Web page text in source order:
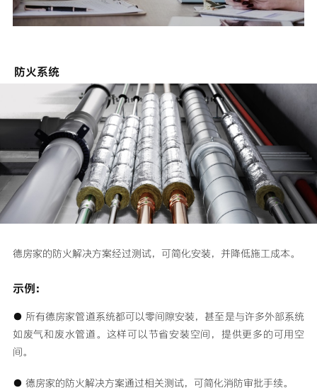
防火系统
德房家的防火解决方案经过测试，可简化安装，并降低施工成本。
示例：
● 所有德房家管道系统都可以零间隙安装，甚至是与许多外部系统
如废气和废水管道。这样可以节省安装空间，提供更多的可用空
间。
● 德房家的防火解决方案通过相关测试，可简化消防审批手续。